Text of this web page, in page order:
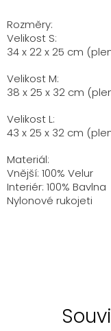
Rozměry:
Velikost S:
34 x 22 x 25 cm
VelikostM:
38 x 25 x 32 cm
Velikost L:
43 x 25 x 32 cm (
Materiál:
Vnější: 100% Velur
Interiér: 100% Bavlna
Nylonové rukojeti